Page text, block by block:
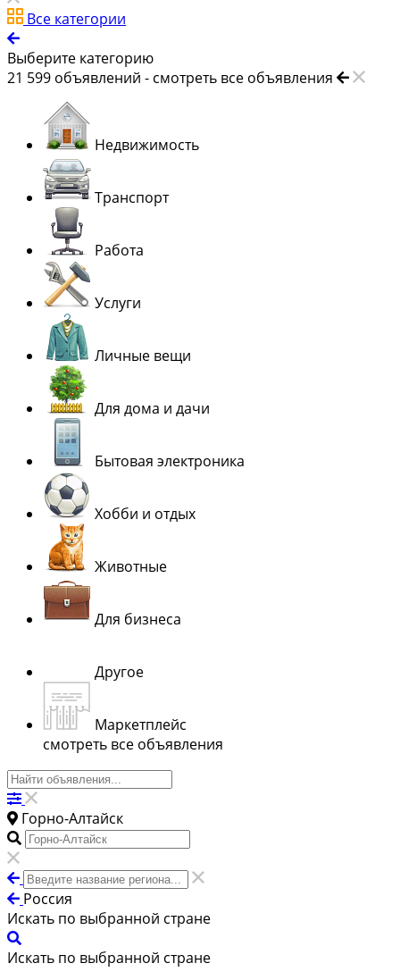
Все категории
Выберите категорию
21 599 объявлений - смотреть все объявления
Недвижимость
Транспорт
Работа
Услуги
Личные вещи
Для дома и дачи
Бытовая электроника
Хобби и отдых
Животные
Для бизнеса
Другое
Маркетплейс
смотреть все объявления
Горно-Алтайск
Россия
Искать по выбранной стране
Искать по выбранной стране